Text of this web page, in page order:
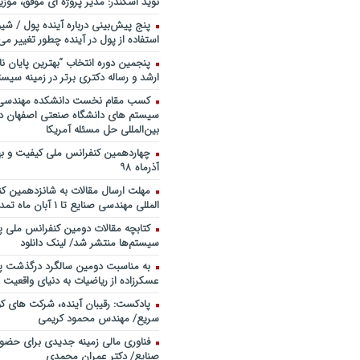
خندوانه
سخنرانی دکتر دیواندری در
بانکداری / کنفرانس ملی توسعه
بانکی
سخنرانی دکتر علیرضا فیض بخش با
پژوهی نظام بانکداری / ۹ بهمن ماه ۹۲
پنج پیش‌بینی درباره آینده پول /
استفاده از پول در آینده چطور تغییر
پنجمین دورۀ انتخاب “بهترین پایان
ارشد و رساله دکتری برتر در زمینه
کسب مقام نخست دانشکده
سیستم های دانشگاه صنعتی اصفهان
بین‌المللی حل مسئله آمریکا
آذرماه ۹۸
مهلت ارسال مقالات به شانزدهمین
المللی مهندسی صنایع تا ۱ آبان ماه تمدید شد.
کتابچه مقالات دومین کنفرانس ملی
سیستم‌ها منتشر شد/ لینک دانلود
به مناسبت دومین سالگرد درگذشت
عسکرزاده از ریاضیات به دنیای
پادکست: رقیبان آینده، شرکت های
سریع/ مهندس محمود کریمی
فناوری مالی زمینه جدیدی برای
صنایع/ دکتر عمران محمدی